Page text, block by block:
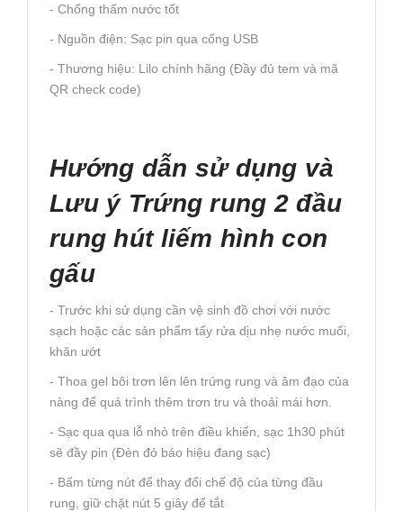
- Chống thấm nước tốt
- Nguồn điện: Sạc pin qua cổng USB
- Thương hiệu: Lilo chính hãng (Đầy đủ tem và mã
QR check code)
Hướng dẫn sử dụng và
Lưu ý Trứng rung 2 đầu
rung hút liếm hình con
gấu
- Trước khi sử dụng cần vệ sinh đồ chơi với nước
sạch hoặc các sản phẩm tẩy rửa dịu nhẹ nước muối,
khăn ướt
- Thoa gel bôi trơn lên lên trứng rung và âm đạo của
nàng để quá trình thêm trơn tru và thoải mái hơn.
- Sạc qua qua lỗ nhỏ trên điều khiển, sạc 1h30 phút
sẽ đầy pin (Đèn đỏ báo hiệu đang sạc)
- Bấm từng nút để thay đổi chế độ của từng đầu
rung, giữ chặt nút 5 giây để tắt